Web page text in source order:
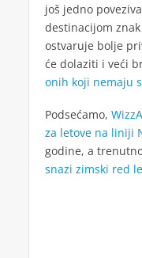
još jedno
destinacijom
ostvaruje bolje
će dolaziti i veći
onih koji nemaju
Podsećamo,
za letove na liniji
godine, a
snazi zimski red